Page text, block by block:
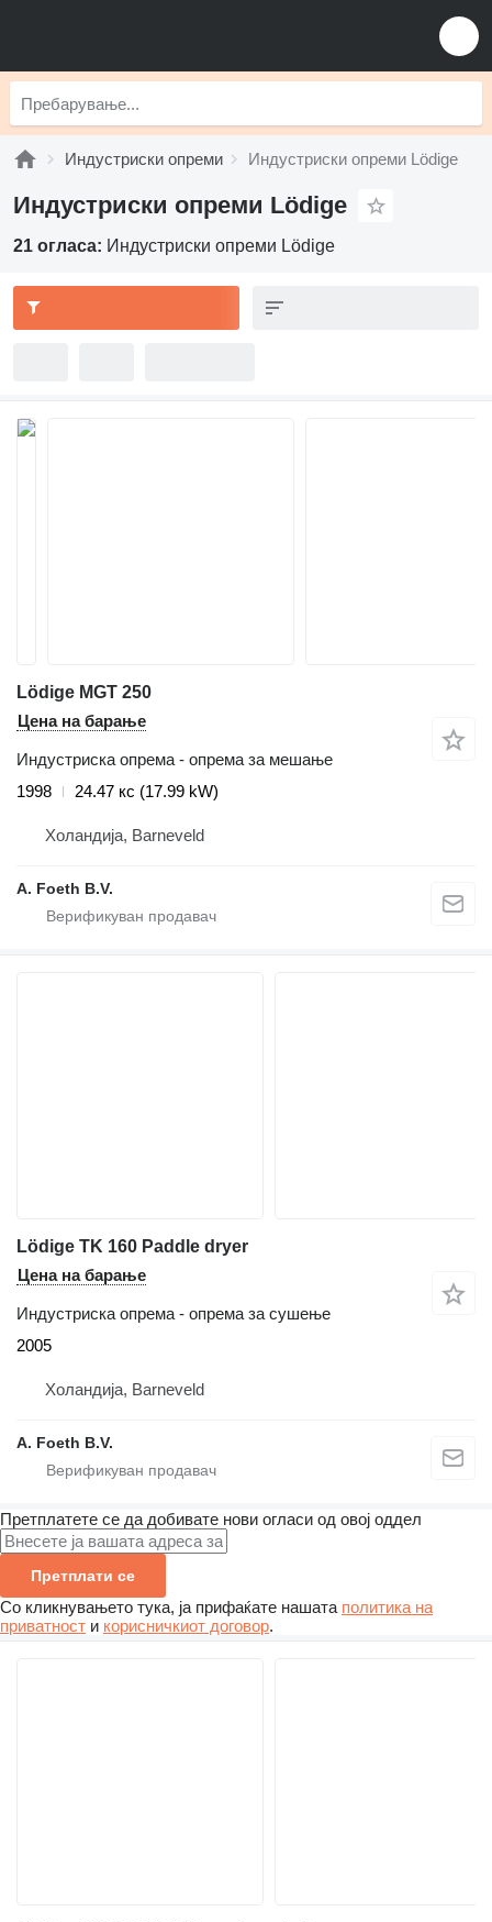
Индустриски опреми Индустриски опреми Lödige
Индустриски опреми Lödige
21 огласа: Индустриски опреми Lödige
Lödige MGT 250
Цена на барање
Индустриска опрема - опрема за мешање
1998
24.47 кс (17.99 kW)
Холандија, Barneveld
A. Foeth B.V.
Lödige TK 160 Paddle dryer
Цена на барање
Индустриска опрема - опрема за сушење
2005
Холандија, Barneveld
A. Foeth B.V.
Претплатете се да добивате нови огласи од овој оддел
Претплати се
Со кликнувањето тука, ја прифаќате нашата политика на
приватност и корисничкиот договор.